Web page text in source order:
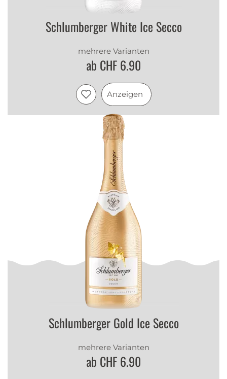
Schlumberger White Ice Secco
mehrere Varianten
ab CHF 6.90
Anzeigen
Schlumberger Gold Ice Secco
mehrere Varianten
ab CHF 6.90